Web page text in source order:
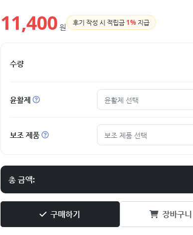
11,400 원 후기 작성 시 적립금 1% 지급
수량
윤활제 윤활제 선택
보조 제품 보조 제품 선택
총 금액:
구매하기 장바구